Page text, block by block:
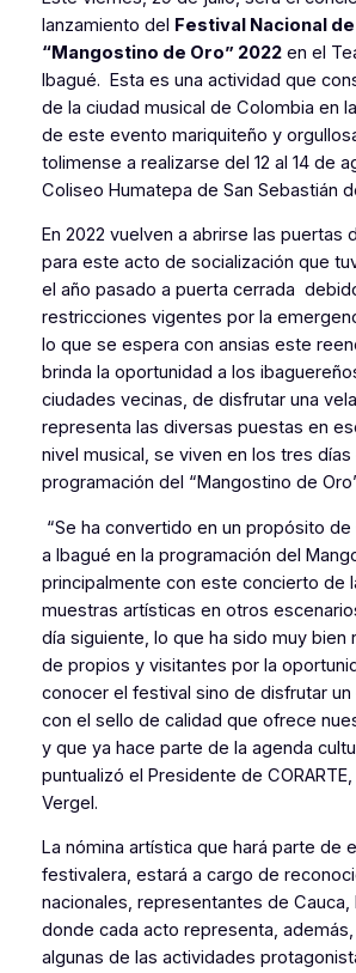
lanzamiento del Festival Nacional
“Mangostino de Oro” 2022en el
Ibagué. Esta es una actividad que
de la ciudad musical de Colombia en
de este evento mariquiteño y
tolimense a realizarse del 12 al 14 de
Coliseo Humatepa de San Sebastián
En 2022 vuelven a abrirse las puertas
para este acto de socialización que
el año pasado a puerta cerrada
restricciones vigentes por la
lo que se espera con ansias este
brinda la oportunidad a los
ciudades vecinas, de disfrutar una
representa las diversas puestas en
nivel musical, se viven en los tres días
programación del “Mangostino de
“Se ha convertido en un propósito de
a Ibagué en la programación del
principalmente con este concierto de
muestras artísticas en otros
día siguiente, lo que ha sido muy bien
de propios y visitantes por la
conocer el festival sino de disfrutar un
con el sello de calidad que ofrece
y que ya hace parte de la agenda
puntualizó el Presidente de
Vergel.
La nómina artística que hará parte de
festivalera, estará a cargo de
nacionales, representantes de Cauca,
donde cada acto representa,
algunas de las actividades